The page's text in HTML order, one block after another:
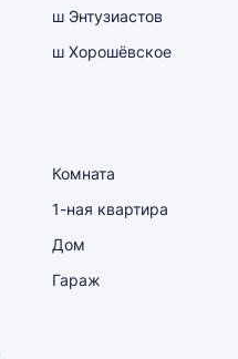
ш Энтузиастов
ш Хорошёвское
Комната
1-ная квартира
Дом
Гараж